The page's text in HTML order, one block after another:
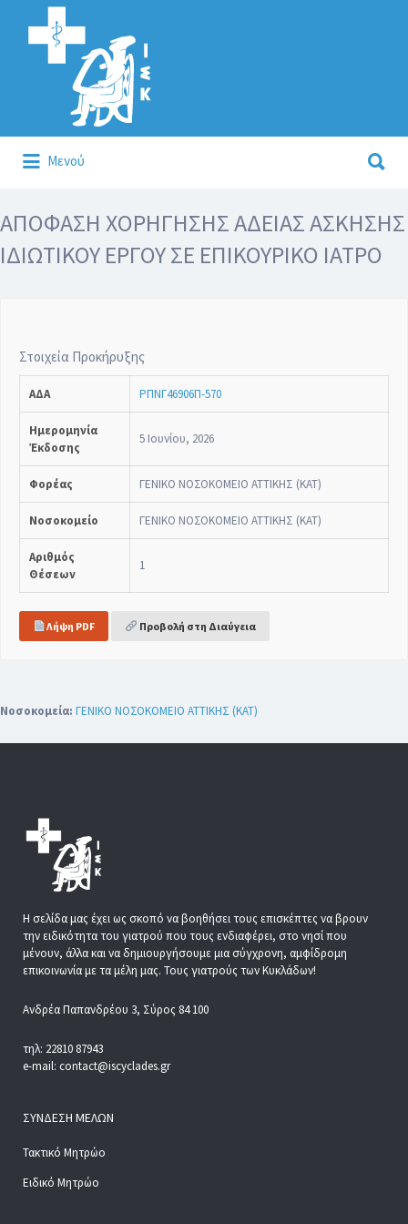
Αναζήτηση
για:
Μενού
για:
ΑΠΟΦΑΣΗ ΧΟΡΗΓΗΣΗΣ ΑΔΕΙΑΣ ΑΣΚΗΣΗΣ
ΙΔΙΩΤΙΚΟΥ ΕΡΓΟΥ ΣΕ ΕΠΙΚΟΥΡΙΚΟ ΙΑΤΡΟ
Στοιχεία Προκήρυξης
ΑΔΑ ΡΠΝΓ46906Π-570
Ημερομηνία
Έκδοσης
5 Ιουνίου, 2026
Φορέας ΓΕΝΙΚΟ ΝΟΣΟΚΟΜΕΙΟ ΑΤΤΙΚΗΣ (ΚΑΤ)
Νοσοκομείο ΓΕΝΙΚΟ ΝΟΣΟΚΟΜΕΙΟ ΑΤΤΙΚΗΣ (ΚΑΤ)
Αριθμός
Θέσεων
1
Λήψη PDF Προβολή στη Διαύγεια
Νοσοκομεία: ΓΕΝΙΚΟ ΝΟΣΟΚΟΜΕΙΟ ΑΤΤΙΚΗΣ (ΚΑΤ)
Η σελίδα μας έχει ως σκοπό να βοηθήσει τους επισκέπτες να βρουν
την ειδικότητα του γιατρού που τους ενδιαφέρει, στο νησί που
μένουν, άλλα και να δημιουργήσουμε μια σύγχρονη, αμφίδρομη
επικοινωνία με τα μέλη μας. Τους γιατρούς των Κυκλάδων!
Ανδρέα Παπανδρέου 3, Σύρος 84 100
τηλ: 22810 87943
e-mail: contact@iscyclades.gr
ΣΎΝΔΕΣΗ ΜΕΛΏΝ
Τακτικό Μητρώο
Ειδικό Μητρώο